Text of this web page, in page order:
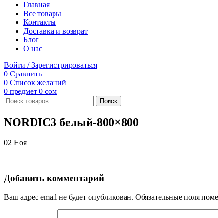
Главная
Все товары
Контакты
Доставка и возврат
Блог
О нас
Войти / Зарегистрироваться
0 Сравнить
0 Список желаний
0 предмет 0 сом
Поиск
NORDIC3 белый-800×800
02 Ноя
Добавить комментарий
Ваш адрес email не будет опубликован. Обязательные поля